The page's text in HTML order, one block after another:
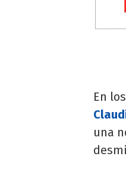
En
una